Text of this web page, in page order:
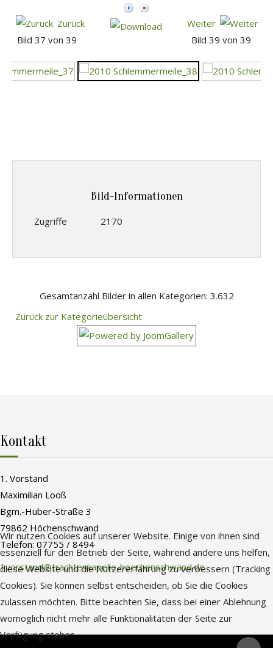
Zurück
Bild 37 von 39
Weiter
Bild 39 von 39
Bild-Informationen
Zugriffe 2170
Gesamtanzahl Bilder in allen Kategorien: 3.632
Zurück zur Kategorieübersicht
Kontakt
1. Vorstand
Maximilian Looß
Bgm.-Huber-Straße 3
79862 Höchenschwand
Telefon: 07755 / 8494
1vorstand@trachtenkapelle-hoechenschwand.de
Wir nutzen Cookies auf unserer Website. Einige von ihnen sind
essenziell für den Betrieb der Seite, während andere uns helfen,
diese Website und die Nutzererfahrung zu verbessern (Tracking
Cookies). Sie können selbst entscheiden, ob Sie die Cookies
zulassen möchten. Bitte beachten Sie, dass bei einer Ablehnung
womöglich nicht mehr alle Funktionalitäten der Seite zur
Verfügung stehen.